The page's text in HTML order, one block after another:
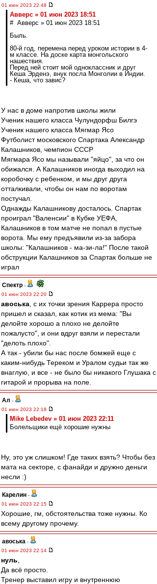
01 июн 2023 22:48
Авверс » 01 июн 2023 18:51
# Авверс » 01 июн 2023 18:51
Быль.
80-й год, перемена перед уроком истории в 4-
м классе. На доске карта монгольского
нашествия.
Перед ней стоит мой одноклассник и друг
Кеша Эрденэ, внук посла Монголии в Индии.
- Кеша, что завис?
У нас в доме напротив школы жили
Ученик нашего класса Чулундорфш Билгэ
Ученик нашего класса Мягмар Ясо
Футболист московского Спартака Александр
Калашников, чемпион СССР
Мягмара Ясо мы называли "яйцо", за что он
обижался. А Калашников иногда выходил на
коробочку с ребенком, и мы друг друга
отталкивали, чтобы он нам по воротам
постучал.
Однажды Калашникову досталось. Спартак
проиграл "Валенсии" в Кубке УЕФА,
Калашников в том матче не попал в пустые
ворота. Мы ему предъявили из-за забора
школы: "Калашников - ма-зи-ла!" После такой
обструкции Калашников за Спартак больше не
играл
Спектр -
01 июн 2023 22:20
авоська , с их точки зрения Каррера просто
пришел и сказал, как котик из мема: "Вы
делойте хорошо а плохо не делойте
пожалусто", и они вдруг взяли и перестали
"делоть плохо".
А так - убили бы нас после бомжей еще с
каким-нибудь Тереком и Уралом судьи так же
внаглую, и все - не было бы никакого Глушака с
гитарой и прорыва на поле.
Ал -
01 июн 2023 22:18
Mike Lebedev » 01 июн 2023 22:11
Болельщики ещё хорошие нужны
Ну, это уж слишком! Где таких взять? Чтобы без
мата на секторе, с фанайди и дружно деньги
несли :)
Карелин -
01 июн 2023 22:15
Хорошие, гм, обстоятельства тоже нужны. Ко
всему другому прочему.
авоська -
01 июн 2023 22:14
нуль
Да всё просто.
Тренер выставил игру и внутреннюю